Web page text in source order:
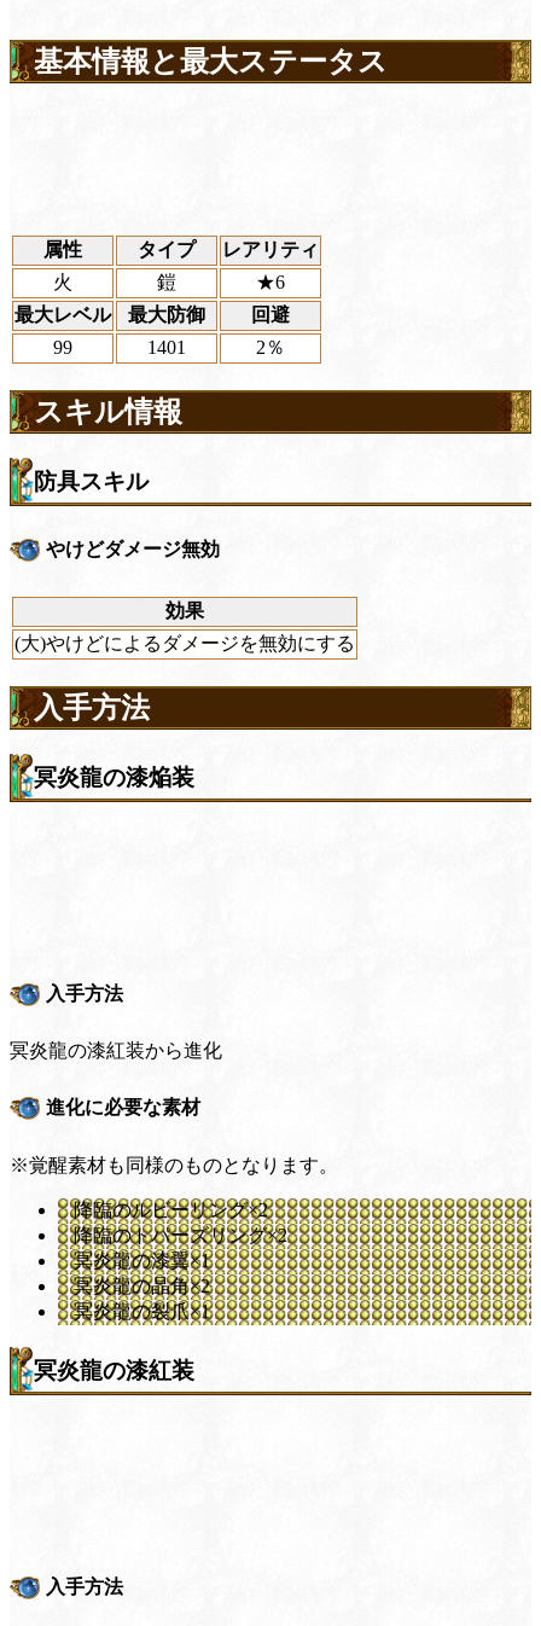
基本情報と最大ステータス
属性 タイプ
レアリティ
火
鎧
★6
最大レベル
最大防御
回避
99
1401 2％
スキル情報
防具スキル
やけどダメージ無効
効果
(大)やけどによるダメージを無効にする
入手方法
冥炎龍の漆焔装
入手方法
冥炎龍の漆紅装から進化
進化に必要な素材
※覚醒素材も同様のものとなります。
降臨のルビーリング×2
降臨のトパーズリング×2
冥炎龍の漆翼×1
冥炎龍の晶角×2
冥炎龍の裂爪×1
冥炎龍の漆紅装
入手方法